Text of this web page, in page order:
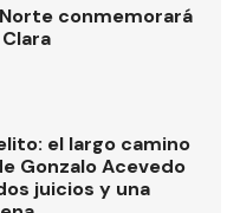
conmemorará
el largo camino
Gonzalo Acevedo
juicios y una